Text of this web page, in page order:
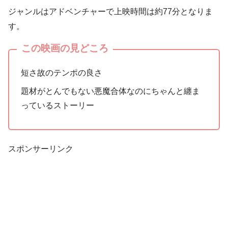
ジャンルはアドベンチャーで上映時間は約77分となりま
す。
この映画の見どころ
短さ故のテンポの良さ
題材がとんでもない悪魔合体なのにちゃんと纏ま
っているストーリー
スポンサーリンク